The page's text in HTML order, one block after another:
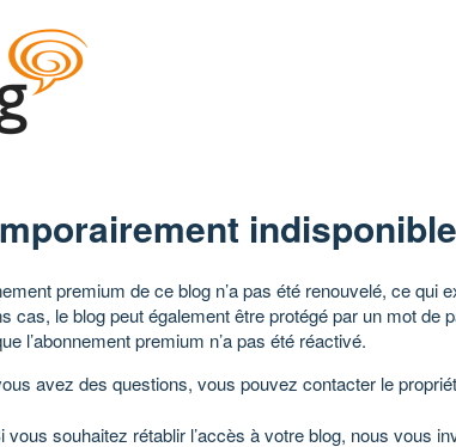
indisponible
premium de ce blog n’a pas été renouvelé, ce qui
cas, le blog peut également être protégé par un mot de
l’abonnement premium n’a pas été réactivé.
avez des questions, vous pouvez contacter le
vous souhaitez rétablir l’accès à votre blog, nous vous